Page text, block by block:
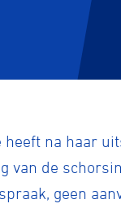
na haar
van de
geen